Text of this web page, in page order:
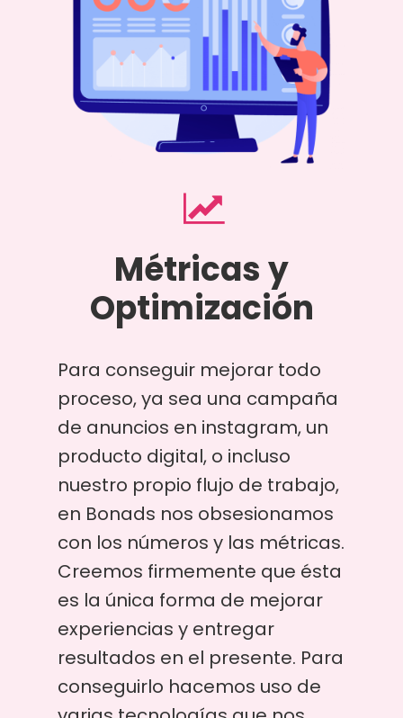
Métricas y
Optimización
Para conseguir mejorar todo
proceso, ya sea una campaña
de anuncios en instagram, un
producto digital, o incluso
nuestro propio flujo de trabajo,
en Bonads nos obsesionamos
con los números y las métricas.
Creemos firmemente que ésta
es la única forma de mejorar
experiencias y entregar
resultados en el presente. Para
conseguirlo hacemos uso de